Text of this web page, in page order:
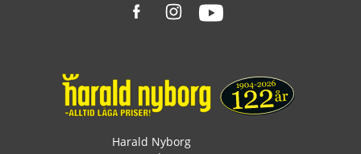
Harald Nyborg